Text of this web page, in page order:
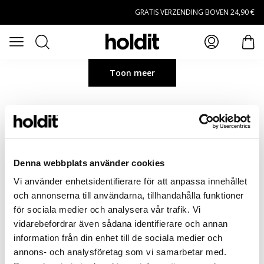
Denna webbplats använder cookies
Vi använder enhetsidentifierare för att anpassa innehållet
och annonserna till användarna, tillhandahålla funktioner
för sociala medier och analysera vår trafik. Vi
vidarebefordrar även sådana identifierare och annan
information från din enhet till de sociala medier och
annons- och analysföretag som vi samarbetar med.
GRATIS VERZENDING BOVEN 24,90 €
Open menuZoeken
Toon meer